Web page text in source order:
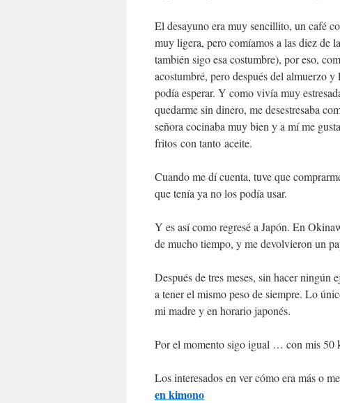
El desayuno era muy sencillito, un café
muy ligera, pero comíamos a las diez de
también sigo esa costumbre), por eso,
acostumbré, pero después del almuerzo
podía esperar. Y como vivía muy
quedarme sin dinero, me desestresaba
señora cocinaba muy bien y a mí me
fritos con tanto aceite.
Cuando me dí cuenta, tuve que
que tenía ya no los podía usar.
Y es así como regresé a Japón. En
de mucho tiempo, y me devolvieron un
Después de tres meses, sin hacer
a tener el mismo peso de siempre. Lo
mi madre y en horario japonés.
Por el momento sigo igual … con mis 50
Los interesados en ver cómo era más o
en kimono